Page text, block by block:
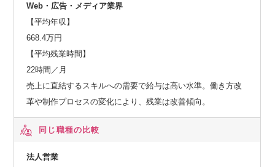
Web・広告・メディア業界
【平均年収】
668.4万円
【平均残業時間】
22時間／月
売上に直結するスキルへの需要で給与は高い水準。働き方改
革や制作プロセスの変化により、残業は改善傾向。
同じ職種の比較
法人営業